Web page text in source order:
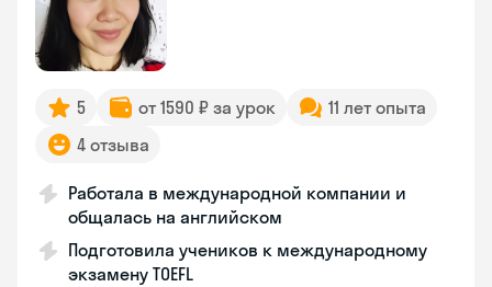
5 от 1590 ₽ за урок
11 лет опыта
4 отзыва
Работала в международной компании и
общалась на английском
Подготовила учеников к международному
экзамену TOEFL